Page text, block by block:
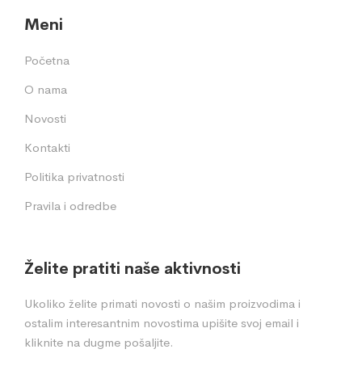
Meni
Početna
O nama
Novosti
Kontakti
Politika privatnosti
Pravila i odredbe
Želite pratiti naše aktivnosti
Ukoliko želite primati novosti o našim proizvodima i
ostalim interesantnim novostima upišite svoj email i
kliknite na dugme pošaljite.